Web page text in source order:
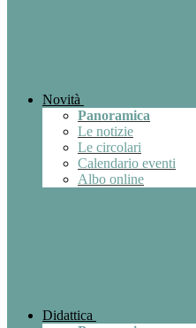
Novità
Panoramica
Le notizie
Le circolari
Calendario eventi
Albo online
Didattica